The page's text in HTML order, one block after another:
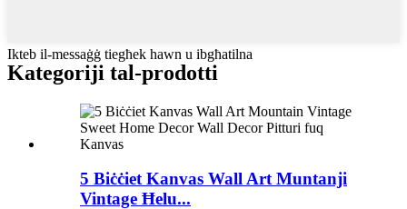
Ikteb il-messaġġ tiegħek hawn u ibgħatilna
Kategoriji tal-prodotti
5 Biċċiet Kanvas Wall Art Muntanji
Vintage Ħelu...